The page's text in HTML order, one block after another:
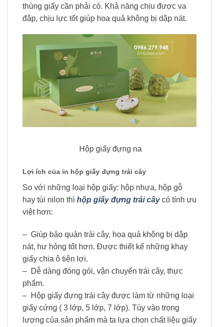
thùng giấy cần phải có. Khả năng chịu được va
đập, chịu lực tốt giúp hoa quả không bị dập nát.
Hộp giấy đựng na
Lợi ích của in hộp giấy đựng trái cây
So với những loại hộp giấy: hộp nhựa, hộp gỗ
hay túi nilon thì hộp giấy đựng trái cây có tính ưu
việt hơn:
– Giúp bảo quản trái cây, hoa quả không bị dập
nát, hư hỏng tốt hơn. Được thiết kế những khay
giấy chia ô tiện lợi.
– Dễ dàng đóng gói, vận chuyển trái cây, thực
phẩm.
– Hộp giấy đựng trái cây được làm từ những loại
giấy cứng ( 3 lớp, 5 lớp, 7 lớp). Tùy vào trọng
lượng của sản phẩm mà ta lựa chọn chất liệu giấy